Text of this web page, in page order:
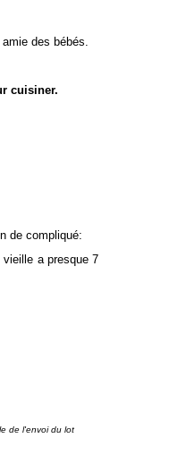
des bébés.
cuisiner.
de compliqué:
a presque 7
de l'envoi du lot